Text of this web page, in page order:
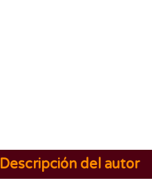
Descripción del autor